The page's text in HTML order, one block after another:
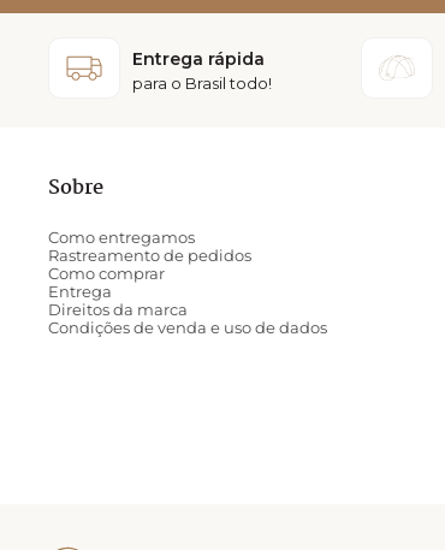
Entrega rápida
para o Brasil todo!
Sobre
Como entregamos
Rastreamento de pedidos
Como comprar
Entrega
Direitos da marca
Condições de venda e uso de dados